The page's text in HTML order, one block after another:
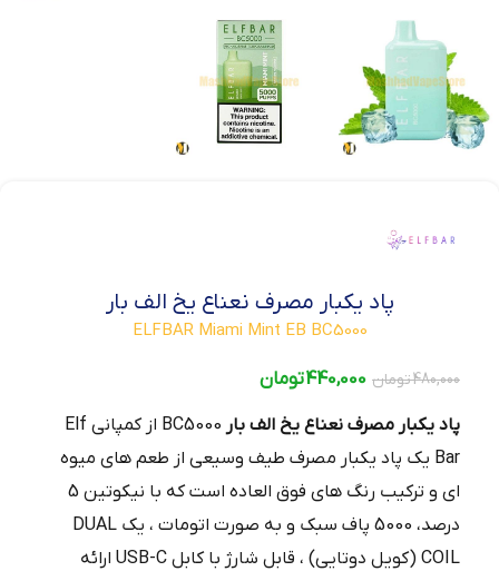
پاد یکبار مصرف نعناع یخ الف بار
ELFBAR Miami Mint EB BC5000
480,000تومان 440,000تومان
پاد یکبار مصرف نعناع یخ الف بار
BC5000 از کمپانی Elf
Bar یک پاد یکبار مصرف طیف وسیعی از طعم های میوه
ای و ترکیب رنگ های فوق العاده است که با نیکوتین 5
درصد، 5000 پاف سبک و به صورت اتومات ، یک DUAL
COIL (کویل دوتایی) ، قابل شارژ با کابل USB-C ارائه